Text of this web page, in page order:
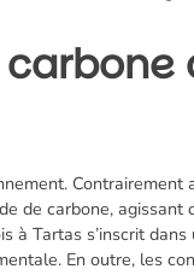
de carbone,
Tartas s’inscrit
En outre, les